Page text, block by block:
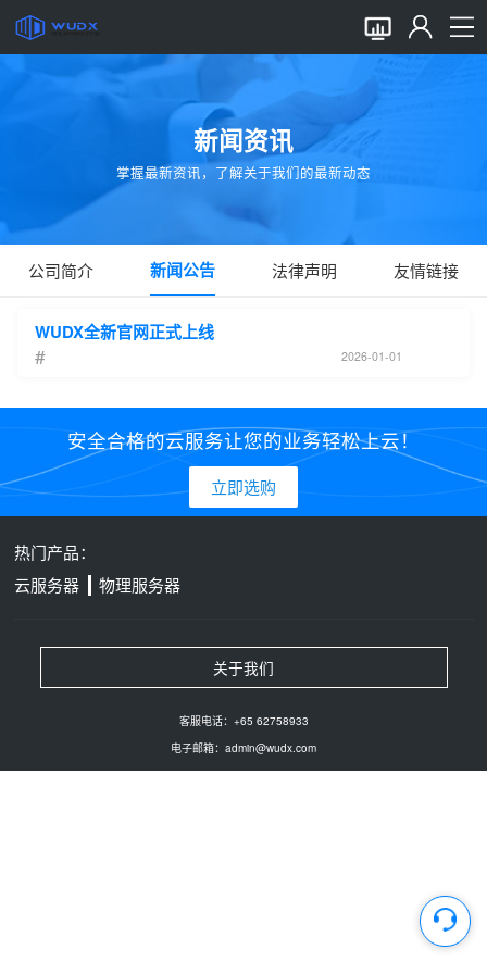
新闻资讯
掌握最新资讯，了解关于我们的最新动态
公司简介 新闻公告 法律声明 友情链接
WUDX全新官网正式上线
# 2026-01-01
安全合格的云服务让您的业务轻松上云！
立即选购
热门产品：
云服务器
物理服务器
关于我们
客服电话：+65 62758933
电子邮箱：admin@wudx.com